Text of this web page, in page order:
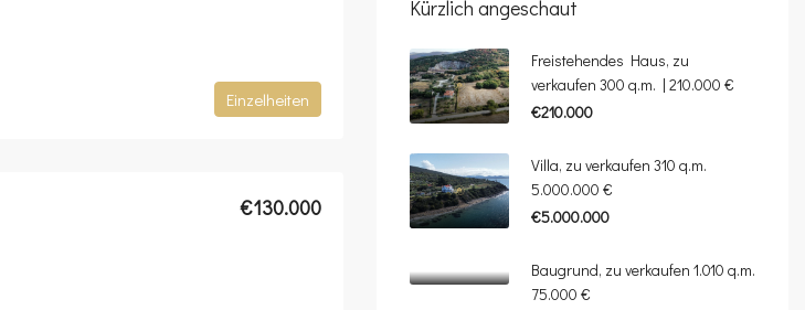
Einzelheiten
€130.000
Kürzlich angeschaut
Freistehendes Haus, zu
verkaufen 300 q.m. | 210.000 €
€210.000
Villa, zu verkaufen 310 q.m.
5.000.000 €
€5.000.000
Baugrund, zu verkaufen 1.010 q.m.
75.000 €